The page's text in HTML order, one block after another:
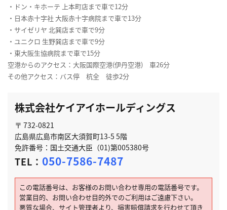
・ドン・キホーテ 上本町店まで車で12分
・日本赤十字社 大阪赤十字病院まで車で13分
・サイゼリヤ 北巽店まで車で9分
・ユニクロ 生野巽店まで車で9分
・東大阪生協病院まで車で15分
空港からのアクセス：大阪国際空港(伊丹空港) 車26分
その他アクセス：バス停 杭全 徒歩2分
株式会社ケイアイホールディングス
〒 732-0821
広島県広島市南区大須賀町13-5 5階
免許番号：国土交通大臣（01)第005380号
TEL： 050-7586-7487
この電話番号は、お客様のお問い合わせ専用の電話番号です。
営業目的、お問い合わせ目的外でのご利用はご遠慮下さい。
悪質な場合、サイト管理者より、損害賠償請求を行わせて頂き